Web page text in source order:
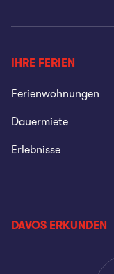
IHRE FERIEN
Ferienwohnungen
Dauermiete
Erlebnisse
DAVOS ERKUNDEN